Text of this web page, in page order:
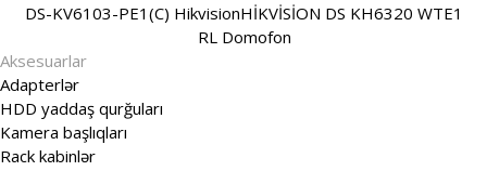
DS-KV6103-PE1(C) HikvisionHİKVİSİON DS KH6320 WTE1
RL Domofon
Aksesuarlar
Adapterlər
HDD yaddaş qurğuları
Kamera başlıqları
Rack kabinlər